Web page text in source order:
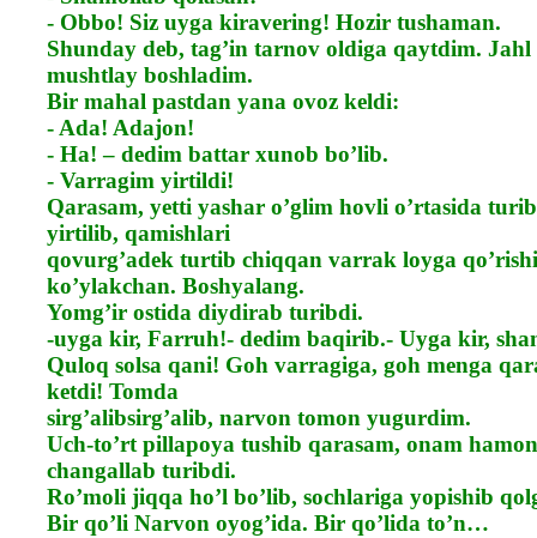
- Obbo! Siz uyga kiravering! Hozir tushaman.
Shunday deb, tag’in tarnov oldiga qaytdim.
mushtlay boshladim.
Bir mahal pastdan yana ovoz keldi:
- Ada! Adajon!
- Ha! – dedim battar xunob bo’lib.
- Varragim yirtildi!
Qarasam, yetti yashar o’glim hovli o’rtasida
yirtilib, qamishlari
qovurg’adek turtib chiqqan varrak loyga
ko’ylakchan. Boshyalang.
Yomg’ir ostida diydirab turibdi.
-uyga kir, Farruh!- dedim baqirib.- Uyga kir,
Quloq solsa qani! Goh varragiga, goh menga
ketdi! Tomda
sirg’alibsirg’alib, narvon tomon yugurdim.
Uch-to’rt pillapoya tushib qarasam, onam
changallab turibdi.
Ro’moli jiqqa ho’l bo’lib, sochlariga yopishib
Bir qo’li Narvon oyog’ida. Bir qo’lida to’n…